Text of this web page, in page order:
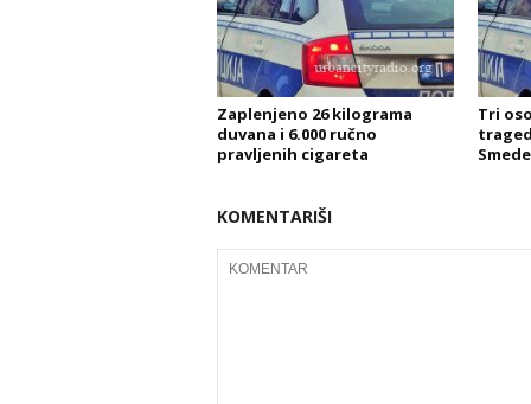
Zaplenjeno 26 kilograma
duvana i 6.000 ručno
pravljenih cigareta
Tri
KOMENTARIŠI